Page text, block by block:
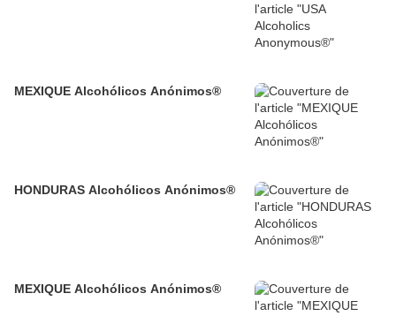
MEXIQUE Alcohólicos Anónimos®
HONDURAS Alcohólicos Anónimos®
MEXIQUE Alcohólicos Anónimos®